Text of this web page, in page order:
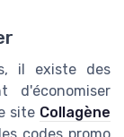
il existe des
d'économiser
site Collagène
codes promo